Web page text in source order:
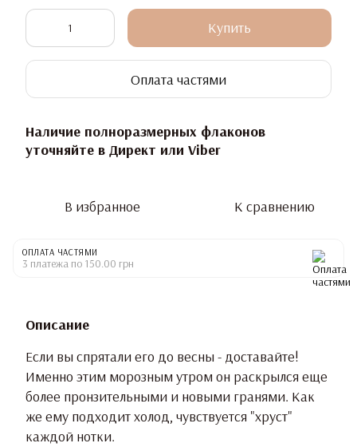
Купить
Оплата частями
Наличие полноразмерных флаконов
уточняйте в Директ или Viber
В избранное К сравнению
ОПЛАТА ЧАСТЯМИ
3 платежа по 150.00 грн
Описание
Если вы спрятали его до весны - доставайте!
Именно этим морозным утром он раскрылся еще
более пронзительными и новыми гранями. Как
же ему подходит холод, чувствуется "хруст"
каждой нотки.